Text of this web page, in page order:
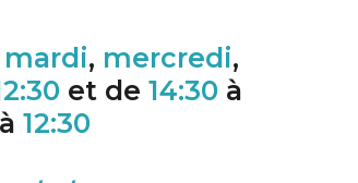
mardi, mercredi,
et de 14:30à
12:30